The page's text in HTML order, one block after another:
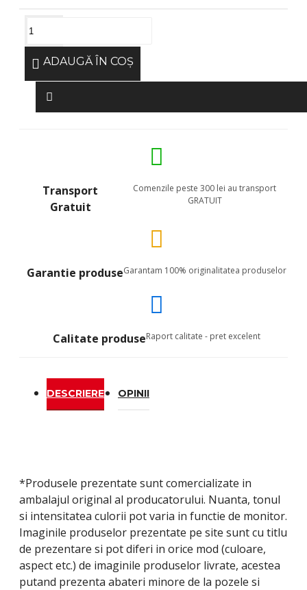
ADAUGĂ ÎN COŞ
Transport
Gratuit
Comenzile peste 300 lei au transport
GRATUIT
Garantie produseGarantam 100% originalitatea produselor
Calitate produseRaport calitate - pret excelent
DESCRIERE OPINII
*Produsele prezentate sunt comercializate in
ambalajul original al producatorului. Nuanta, tonul
si intensitatea culorii pot varia in functie de monitor.
Imaginile produselor prezentate pe site sunt cu titlu
de prezentare si pot diferi in orice mod (culoare,
aspect etc.) de imaginile produselor livrate, acestea
putand prezenta abateri minore de la pozele si